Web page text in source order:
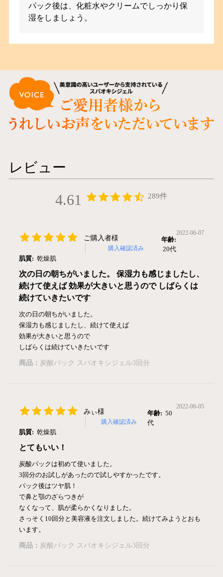
パック後は、化粧水やクリームでしっかり保
湿をしましょう。
レビュー
4.61 289件
ご購入者様
購入確認済み
2022-06-07
年齢:
20代
肌質: 乾燥肌
次の日の朝ちがいました。 保湿力も感じましたし、
続けて使えば 効果が大きいと思うので しばらくは
続けていきたいです
次の日の朝ちがいました。
保湿力も感じましたし、続けて使えば
効果が大きいと思うので
しばらくは続けていきたいです
商品： 炭酸パック スパオキシジェル3回分
みぃ様
購入確認済み
2022-06-05
年齢: 50
代
肌質: 乾燥肌
とてもいい！
炭酸パックは初めて使いました。
3回分のお試しがあったので試しやすかったです。
パック後はツヤ肌！
で鼻と顎のざらつきが
なくなって、肌が柔らかくなりました。
さっそく10回分と美容液を注文しました。続けてみようとおも
います。
商品： 炭酸パック スパオキシジェル3回分